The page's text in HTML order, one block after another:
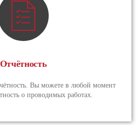
Отчётность
Вы можете в любой момент
о проводимых работах.